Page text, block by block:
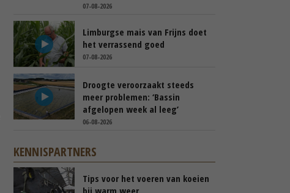
07-08-2026
Limburgse mais van Frijns doet
het verrassend goed
07-08-2026
Droogte veroorzaakt steeds
meer problemen: ‘Bassin
afgelopen week al leeg’
06-08-2026
KENNISPARTNERS
Tips voor het voeren van koeien
bij warm weer